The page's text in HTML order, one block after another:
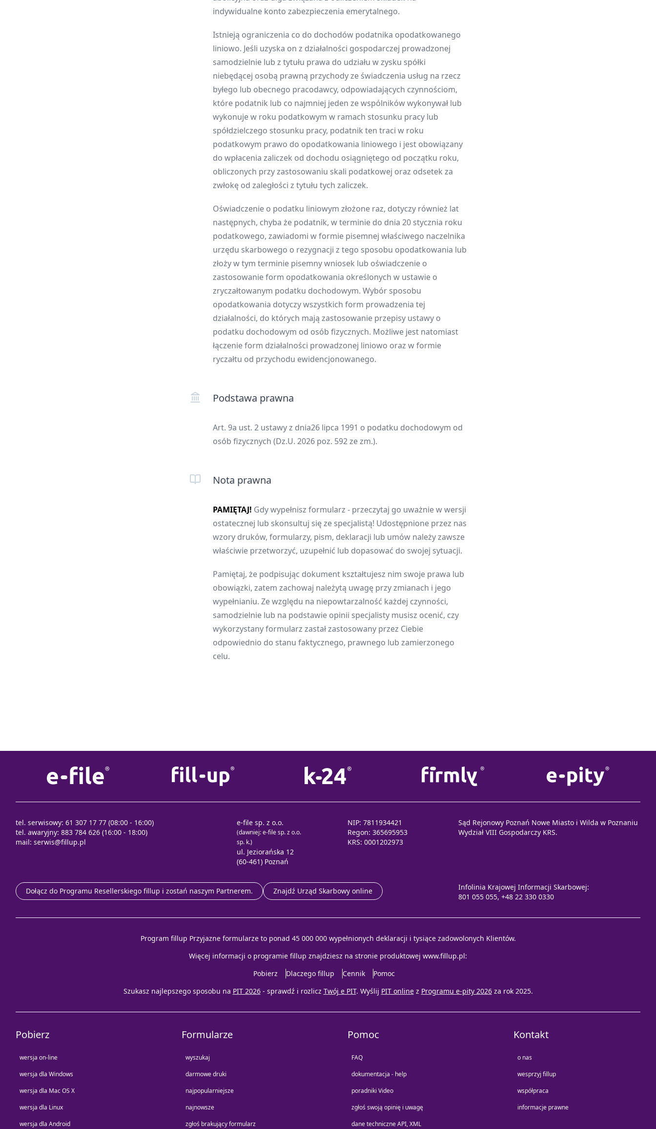
indywidualne konto zabezpieczenia emerytalnego.
Istnieją ograniczenia co do dochodów podatnika opodatkowanego
liniowo. Jeśli uzyska on z działalności gospodarczej prowadzonej
samodzielnie lub z tytułu prawa do udziału w zysku spółki
niebędącej osobą prawną przychody ze świadczenia usług na rzecz
byłego lub obecnego pracodawcy, odpowiadających czynnościom,
które podatnik lub co najmniej jeden ze wspólników wykonywał lub
wykonuje w roku podatkowym w ramach stosunku pracy lub
spółdzielczego stosunku pracy, podatnik ten traci w roku
podatkowym prawo do opodatkowania liniowego i jest obowiązany
do wpłacenia zaliczek od dochodu osiągniętego od początku roku,
obliczonych przy zastosowaniu skali podatkowej oraz odsetek za
zwłokę od zaległości z tytułu tych zaliczek.
Oświadczenie o podatku liniowym złożone raz, dotyczy również lat
następnych, chyba że podatnik, w terminie do dnia 20 stycznia roku
podatkowego, zawiadomi w formie pisemnej właściwego naczelnika
urzędu skarbowego o rezygnacji z tego sposobu opodatkowania lub
złoży w tym terminie pisemny wniosek lub oświadczenie o
zastosowanie form opodatkowania określonych w ustawie o
zryczałtowanym podatku dochodowym. Wybór sposobu
opodatkowania dotyczy wszystkich form prowadzenia tej
działalności, do których mają zastosowanie przepisy ustawy o
podatku dochodowym od osób fizycznych. Możliwe jest natomiast
łączenie form działalności prowadzonej liniowo oraz w formie
ryczałtu od przychodu ewidencjonowanego.
Podstawa prawna
Art. 9a ust. 2 ustawy z dnia26 lipca 1991 o podatku dochodowym od
osób fizycznych (Dz.U. 2026 poz. 592 ze zm.).
Nota prawna
PAMIĘTAJ! Gdy wypełnisz formularz - przeczytaj go uważnie w wersji
ostatecznej lub skonsultuj się ze specjalistą! Udostępnione przez nas
wzory druków, formularzy, pism, deklaracji lub umów należy zawsze
właściwie przetworzyć, uzupełnić lub dopasować do swojej sytuacji.
Pamiętaj, że podpisując dokument kształtujesz nim swoje prawa lub
obowiązki, zatem zachowaj należytą uwagę przy zmianach i jego
wypełnianiu. Ze względu na niepowtarzalność każdej czynności,
samodzielnie lub na podstawie opinii specjalisty musisz ocenić, czy
wykorzystany formularz zastał zastosowany przez Ciebie
odpowiednio do stanu faktycznego, prawnego lub zamierzonego
celu.
tel. serwisowy: 61 307 17 77 (08:00 - 16:00)
tel. awaryjny: 883 784 626 (16:00 - 18:00)
mail: serwis@fillup.pl
e-file sp. z o.o.
(dawniej: e-file sp. z o.o.
sp. k.)
ul. Jeziorańska 12
(60-461) Poznań
NIP: 7811934421
Regon: 365695953
KRS: 0001202973
Sąd Rejonowy Poznań Nowe Miasto i Wilda w Poznaniu
Wydział VIII Gospodarczy KRS.
Dołącz do Programu Resellerskiego fillup i zostań naszym Partnerem. Znajdź Urząd Skarbowy online
Infolinia Krajowej Informacji Skarbowej:
801 055 055, +48 22 330 0330
Program fillup Przyjazne formularze to ponad 45 000 000 wypełnionych deklaracji i tysiące zadowolonych Klientów.
Więcej informacji o programie fillup znajdziesz na stronie produktowej www.fillup.pl:
Pobierz
Dlaczego fillup Cennik
Pomoc
Szukasz najlepszego sposobu na PIT 2026 - sprawdź i rozlicz Twój e PIT. Wyślij PIT online z Programu e-pity 2026 za rok 2025.
Pobierz
wersja on-line
wersja dla Windows
wersja dla Mac OS X
wersja dla Linux
wersja dla Android
Formularze
wyszukaj
darmowe druki
najpopularniejsze
najnowsze
zgłoś brakujący formularz
Pomoc
FAQ
dokumentacja - help
poradniki Video
zgłoś swoją opinię i uwagę
dane techniczne API, XML
Kontakt
o nas
wesprzyj fillup
współpraca
informacje prawne